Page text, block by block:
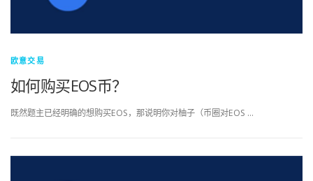
欧意交易
如何购买EOS币？
既然题主已经明确的想购买EOS，那说明你对柚子（币圈对EOS …